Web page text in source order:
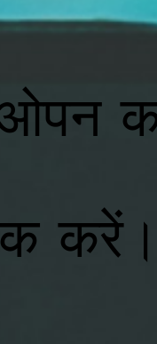
करें।